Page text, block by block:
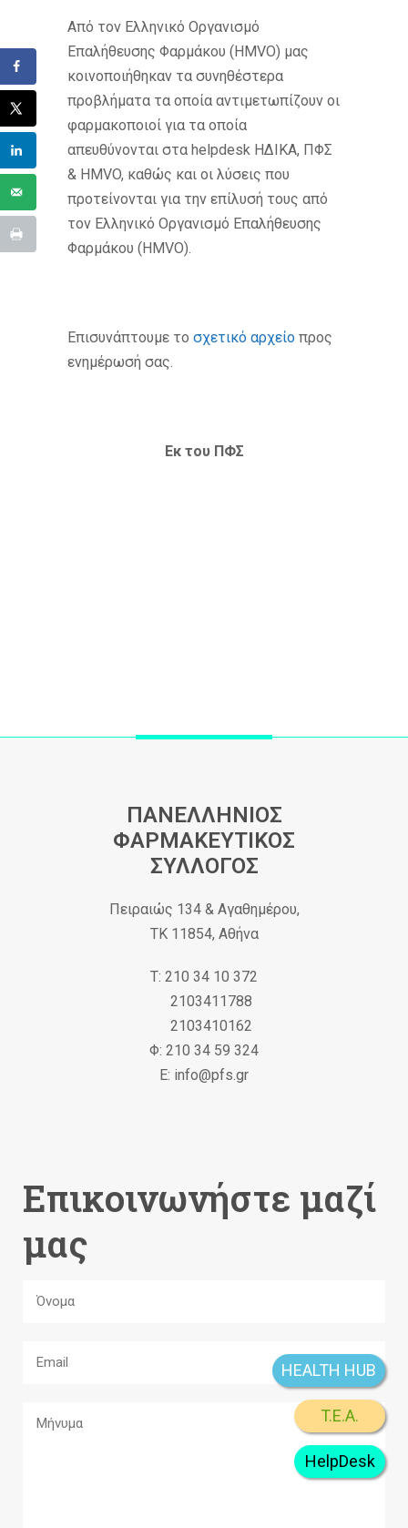
Από τον Ελληνικό Οργανισμό
Επαλήθευσης Φαρμάκου (HMVO) μας
κοινοποιήθηκαν τα συνηθέστερα
προβλήματα τα οποία αντιμετωπίζουν οι
φαρμακοποιοί για τα οποία
απευθύνονται στα helpdesk ΗΔΙΚΑ, ΠΦΣ
& HMVO, καθώς και οι λύσεις που
προτείνονται για την επίλυσή τους από
τον Ελληνικό Οργανισμό Επαλήθευσης
Φαρμάκου (HMVO).
Επισυνάπτουμε το σχετικό αρχείο προς
ενημέρωσή σας.
Εκ του ΠΦΣ
ΠΑΝΕΛΛΗΝΙΟΣ
ΦΑΡΜΑΚΕΥΤΙΚΟΣ
ΣΥΛΛΟΓΟΣ
Πειραιώς 134 & Αγαθημέρου,
ΤΚ 11854, Αθήνα
Τ: 210 34 10 372
2103411788
2103410162
Φ: 210 34 59 324
Ε: info@pfs.gr
Επικοινωνήστε μαζί
μας
HelpDesk
T.E.A.
HEALTH HUB